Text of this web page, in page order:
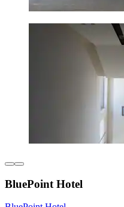
BluePoint Hotel